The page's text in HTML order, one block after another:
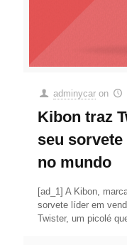
adminycar on
Kibon traz
seu
no mundo
[ad_1] A Kibon,
sorvete líder em
Twister, um picolé